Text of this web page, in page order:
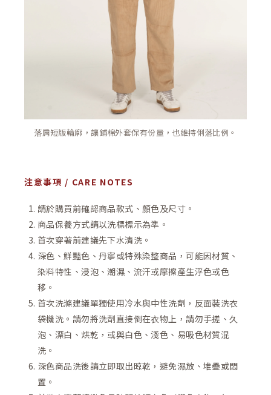
落肩短版輪廓，讓鋪棉外套保有份量，也維持俐落比例。
注意事項 / CARE NOTES
請於購買前確認商品款式、顏色及尺寸。
商品保養方式請以洗標標示為準。
首次穿著前建議先下水清洗。
深色、鮮豔色、丹寧或特殊染整商品，可能因材質、
染料特性、浸泡、潮濕、流汗或摩擦產生浮色或色
移。
首次洗滌建議單獨使用冷水與中性洗劑，反面裝洗衣
袋機洗。請勿將洗劑直接倒在衣物上，請勿手搓、久
泡、漂白、烘乾，或與白色、淺色、易吸色材質混
洗。
深色商品洗後請立即取出晾乾，避免濕放、堆疊或悶
置。